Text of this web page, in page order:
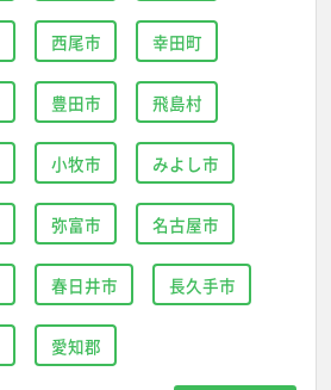
西尾市 幸田町
豊田市 飛島村
小牧市 みよし市
弥富市 名古屋市
春日井市 長久手市
愛知郡